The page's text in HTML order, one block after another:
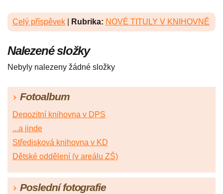
Celý příspěvek Rubrika: NOVÉ TITULY V KNIHOVNĚ
Nalezené složky
Nebyly nalezeny žádné složky
Fotoalbum
Depozitní knihovna v DPS
...a jinde
Středisková knihovna v KD
Dětské oddělení (v areálu ZŠ)
Poslední fotografie